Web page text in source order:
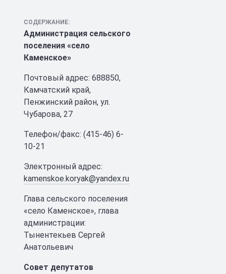
СОДЕРЖАНИЕ:
Администрация сельского
поселения «село
Каменское»
Почтовый адрес: 688850,
Камчатский край,
Пенжинский район, ул.
Чубарова, 27
Телефон/факс: (415-46) 6-
10-21
Электронный адрес:
kamenskoe.koryak@yandex.ru
Глава сельского поселения
«село Каменское», глава
администрации:
Тынентекьев Сергей
Анатольевич
Совет депутатов